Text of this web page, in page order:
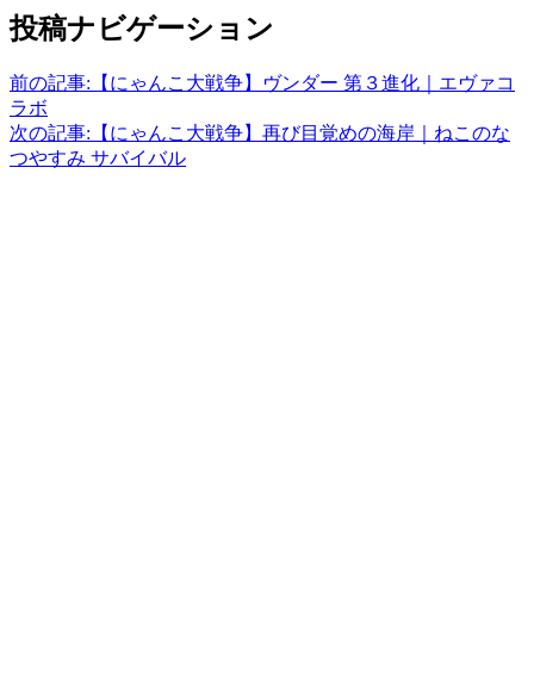
投稿ナビゲーション
前の記事: 【にゃんこ大戦争】ヴンダー 第３進化｜エヴァコ
ラボ
次の記事: 【にゃんこ大戦争】再び目覚めの海岸｜ねこのな
つやすみ サバイバル